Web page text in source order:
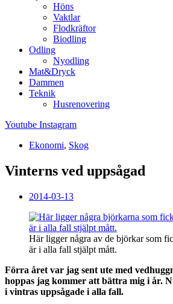
Höns
Vaktlar
Flodkräftor
Biodling
Odling
Nyodling
Mat&Dryck
Dammen
Teknik
Husrenovering
Youtube Instagram
Ekonomi, Skog
Vinterns ved uppsågad
2014-03-13
Här ligger några av de björkar som
är i alla fall stjälpt mått.
Förra året var jag sent ute med
hoppas jag kommer att bättra mig i år.
i vintras uppsågade i alla fall.